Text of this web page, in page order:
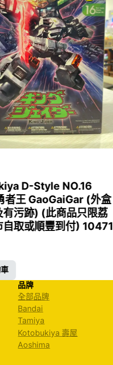
D-Style NO.16
者王 GaoGaiGar (外盒
有污跡) (此商品只限荔
自取或順豐到付) 10471
品牌
全部品牌
Bandai
Tamiya
Kotobukiya 壽屋
Aoshima